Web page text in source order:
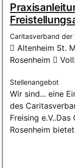
Caritasverband der
Altenheim St.
Rosenheim
Stellenangebot
Wir sind... eine
des
Freising
Rosenheim